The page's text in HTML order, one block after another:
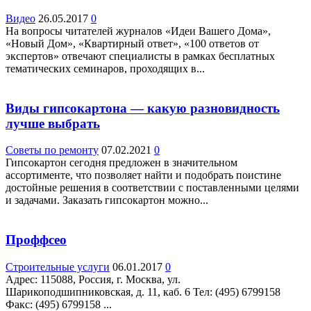
Видео 26.05.2017 0
На вопросы читателей журналов «Идеи Вашего Дома»,
«Новый Дом», «Квартирный ответ», «100 ответов от
экспертов» отвечают специалисты в рамках бесплатных
тематических семинаров, проходящих в...
Виды гипсокартона — какую разновидность
лучше выбрать
Советы по ремонту 07.02.2021 0
Гипсокартон сегодня предложен в значительном
ассортименте, что позволяет найти и подобрать поистине
достойные решения в соответствии с поставленными целями
и задачами. Заказать гипсокартон можно...
Проффсео
Строительные услуги 06.01.2017 0
Адрес: 115088, Россия, г. Москва, ул.
Шарикоподшипниковская, д. 11, каб. 6 Teл: (495) 6799158
Факс: (495) 6799158 ...